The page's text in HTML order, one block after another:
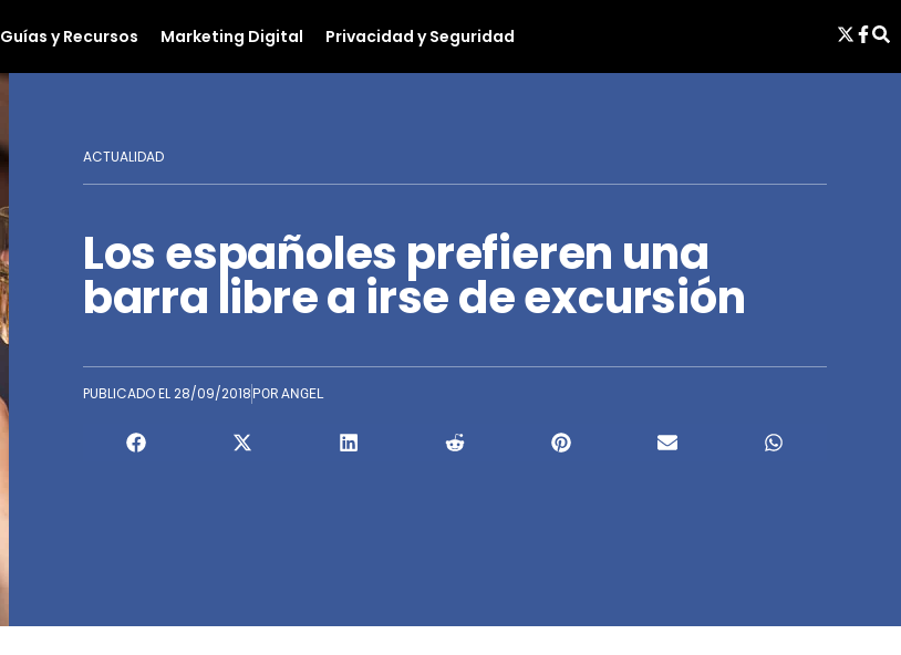
Guías y Recursos Marketing Digital Privacidad y Seguridad
ACTUALIDAD
Los españoles prefieren una
barra libre a irse de excursión
PUBLICADO EL28/09/2018 POR ANGEL